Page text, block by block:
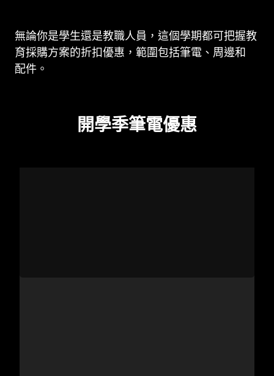
無論你是學生還是教職人員，這個學期都可把握教
育採購方案的折扣優惠，範圍包括筆電、周邊和
配件 。
開學季筆電優惠